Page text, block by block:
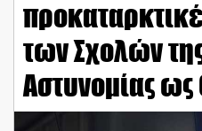
των Σχολών
Αστυνομίας